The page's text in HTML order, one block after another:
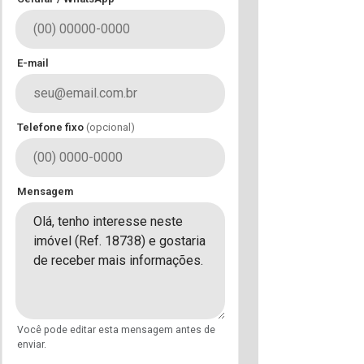
E-mail
Telefone fixo (opcional)
Mensagem
Você pode editar esta mensagem antes de
enviar.